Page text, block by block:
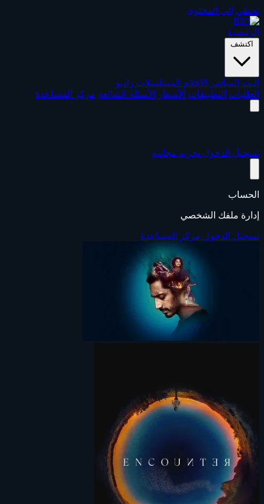
تخطي إلى المحتوى
الرئيسية
اكتشف
البث المباشر الأفلام المسلسلات راديو
الطلبات التطبيقات الأسعار الأسئلة الشائعة مركز المساعدة
تسجيل الدخول تجربة مجانية
الحساب
إدارة ملفك الشخصي
تسجيل الدخول مركز المساعدة